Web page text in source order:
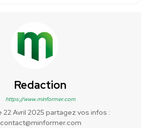
Redaction
https://www.minformer.com
22 Avril 2025 partagez vos infos :
contact@minformer.com